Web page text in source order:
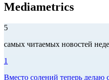
Mediametrics
5
самых читаемых новостей
1
Вместо солений теперь